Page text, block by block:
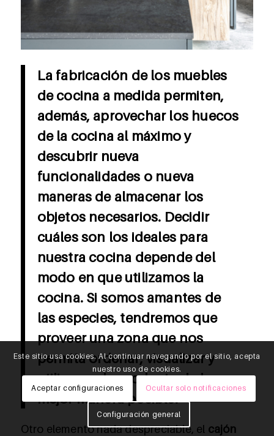
La fabricación de los muebles
de cocina a medida permiten,
además, aprovechar los huecos
de la cocina al máximo y
descubrir nueva
funcionalidades o nueva
maneras de almacenar los
objetos necesarios. Decidir
cuáles son los ideales para
nuestra cocina depende del
modo en que utilizamos la
cocina. Si somos amantes de
las especies, tendremos que
proveer una zona que nos
permita ordenar, visualizar y
utilizar cada producto de la
mejor manera posible.
Otro elemento nada despreciable, el cajón
Este sitio usa cookies. Al continuar navegando por el sitio, acepta
nuestro uso de cookies.
Aceptar configuraciones Ocultar solo notificaciones
Configuración general